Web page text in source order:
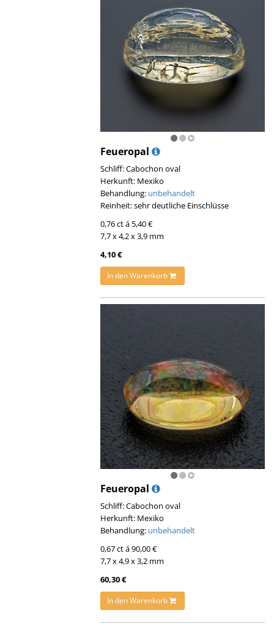
Feueropal
Schliff: Cabochon oval
Herkunft: Mexiko
Behandlung: unbehandelt
Reinheit: sehr deutliche Einschlüsse
0,76 ct á 5,40 €
7,7 x 4,2 x 3,9 mm
4,10 €
In den Warenkorb
Feueropal
Schliff: Cabochon oval
Herkunft: Mexiko
Behandlung: unbehandelt
0,67 ct á 90,00 €
7,7 x 4,9 x 3,2 mm
60,30 €
In den Warenkorb